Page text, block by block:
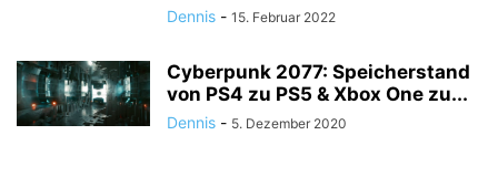
Dennis - 15. Februar 2022
Cyberpunk 2077: Speicherstand
von PS4 zu PS5 & Xbox One zu...
Dennis - 5. Dezember 2020